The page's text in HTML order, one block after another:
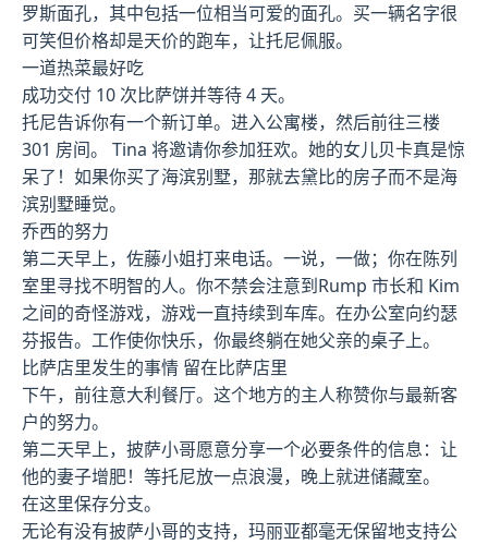
罗斯面孔，其中包括一位相当可爱的面孔。买一辆名字很
可笑但价格却是天价的跑车，让托尼佩服。
一道热菜最好吃
成功交付 10 次比萨饼并等待 4 天。
托尼告诉你有一个新订单。进入公寓楼，然后前往三楼
301 房间。 Tina 将邀请你参加狂欢。她的女儿贝卡真是惊
呆了！如果你买了海滨别墅，那就去黛比的房子而不是海
滨别墅睡觉。
乔西的努力
第二天早上，佐藤小姐打来电话。一说，一做；你在陈列
室里寻找不明智的人。你不禁会注意到Rump 市长和 Kim
之间的奇怪游戏，游戏一直持续到车库。在办公室向约瑟
芬报告。工作使你快乐，你最终躺在她父亲的桌子上。
比萨店里发生的事情 留在比萨店里
下午，前往意大利餐厅。这个地方的主人称赞你与最新客
户的努力。
第二天早上，披萨小哥愿意分享一个必要条件的信息：让
他的妻子增肥！等托尼放一点浪漫，晚上就进储藏室。
在这里保存分支。
无论有没有披萨小哥的支持，玛丽亚都毫无保留地支持公